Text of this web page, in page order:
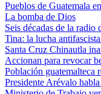
Pueblos de Guatemala
La bomba de Dios
Seis décadas de la radio
Tina: la lucha
Santa Cruz Chinautla
Accionan para revocar
Población guatemalteca
Presidente Arévalo